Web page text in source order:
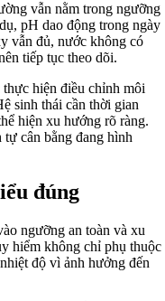
vẫn nằm trong ngưỡng
pH dao động trong ngày
vẫn đủ, nước không có
tiếp tục theo dõi.
hiện điều chỉnh môi
sinh thái cần thời gian
hiện xu hướng rõ ràng.
cân bằng đang hình
đúng
ngưỡng an toàn và xu
hiểm không chỉ phụ thuộc
độ vì ảnh hưởng đến